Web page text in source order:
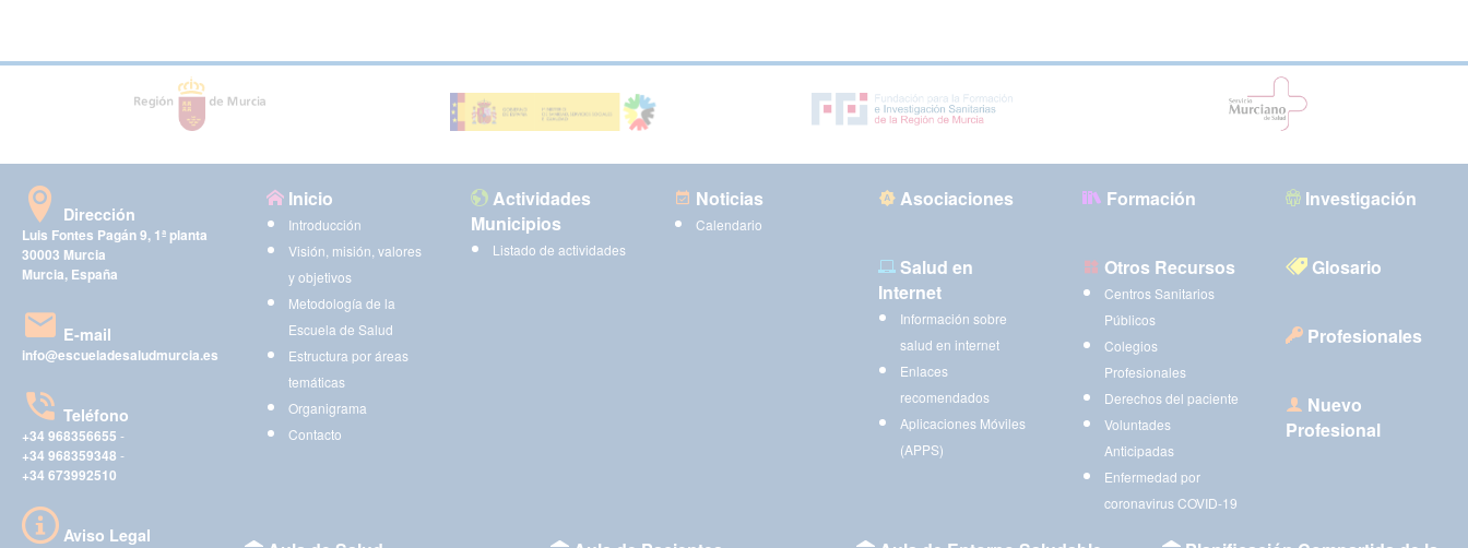
Dirección
Luis Fontes Pagán 9, 1ª planta
30003 Murcia
Murcia, España
E-mail
info@escueladesaludmurcia.es
Teléfono
+34 968356655 -
+34 968359348 -
+34 673992510
Aviso Legal
Inicio
Introducción
Visión, misión, valores
y objetivos
Metodología de la
Escuela de Salud
Estructura por áreas
temáticas
Organigrama
Contacto
Actividades
Municipios
Listado de actividades
Noticias
Calendario
Asociaciones Formación Investigación
Salud en
Internet
Información sobre
salud en internet
Enlaces
recomendados
Aplicaciones Móviles
(APPS)
Otros Recursos
Centros Sanitarios
Públicos
Colegios
Profesionales
Derechos del paciente
Voluntades
Anticipadas
Enfermedad por
coronavirus COVID-19
Glosario
Profesionales
Nuevo
Profesional